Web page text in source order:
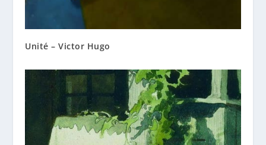
Unité – Victor Hugo